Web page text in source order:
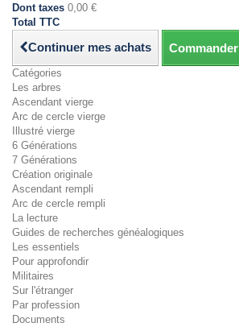
Dont taxes 0,00 €
Total TTC
Continuer mes achats Commander
Catégories
Les arbres
Ascendant vierge
Arc de cercle vierge
Illustré vierge
6 Générations
7 Générations
Création originale
Ascendant rempli
Arc de cercle rempli
La lecture
Guides de recherches généalogiques
Les essentiels
Pour approfondir
Militaires
Sur l'étranger
Par profession
Documents